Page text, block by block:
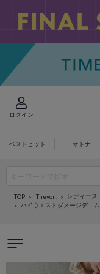
ログイン
ベストヒット オトナ
TOP Thevon. レディース
ハイウエストダメージデニム